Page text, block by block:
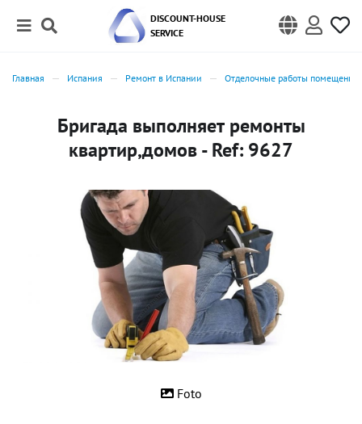
DISCOUNT-HOUSE
SERVICE
Главная Испания Ремонт в Испании Отделочные работы помещений
Бригада выполняет ремонты
квартир,домов - Ref: 9627
Foto